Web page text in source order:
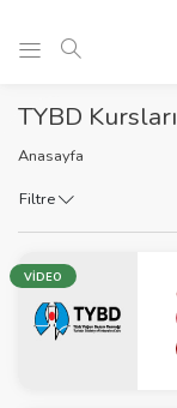
TYBD Kursları
Anasayfa
Filtre
VİDEO